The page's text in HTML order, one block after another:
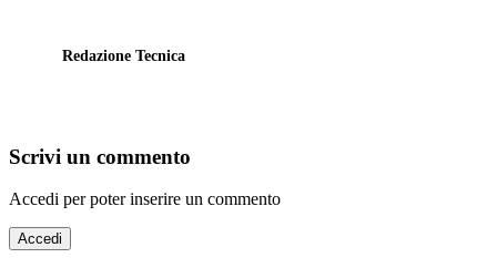
Redazione Tecnica
Scrivi un commento
Accedi per poter inserire un commento
Accedi